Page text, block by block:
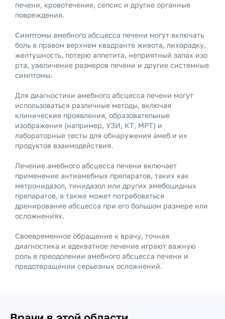
печени, кровотечение, сепсис и другие органные
повреждения.
Симптомы амебного абсцесса печени могут включать
боль в правом верхнем квадранте живота, лихорадку,
желтушность, потерю аппетита, неприятный запах изо
рта, увеличение размеров печени и другие системные
симптомы.
Для диагностики амебного абсцесса печени могут
использоваться различные методы, включая
клинические проявления, образовательные
изображения (например, УЗИ, КТ, МРТ) и
лабораторные тесты для обнаружения амеб и их
продуктов взаимодействия.
Лечение амебного абсцесса печени включает
применение антиамебных препаратов, таких как
метронидазол, тинидазол или других амебоцидных
препаратов, а также может потребоваться
дренирование абсцесса при его большом размере или
осложнениях.
Своевременное обращение к врачу, точная
диагностика и адекватное лечение играют важную
роль в преодолении амебного абсцесса печени и
предотвращении серьезных осложнений.